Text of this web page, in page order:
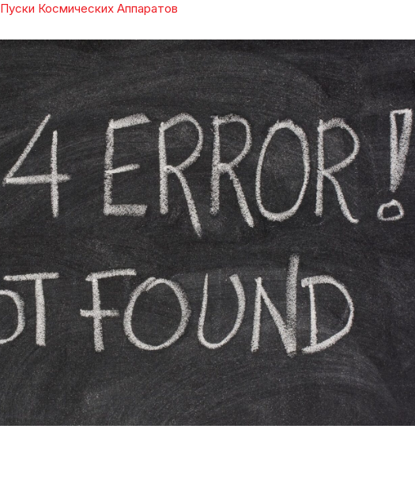
Пуски Космических Аппаратов